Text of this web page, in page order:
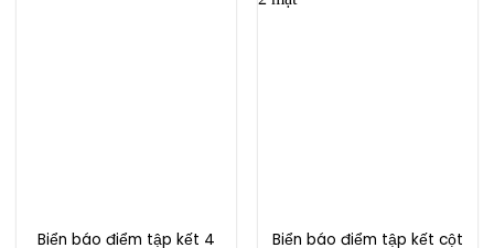
Biển báo điểm tập kết 4
Biển báo điểm tập kết cột